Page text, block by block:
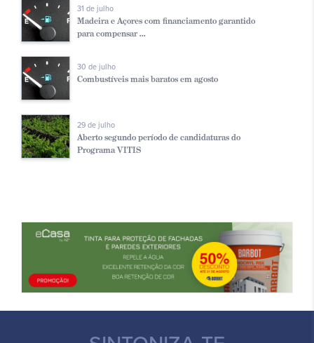
31 de julho
Madeira e Açores com financiamento garantido
para compensar ...
30 de julho
Combustíveis mais baratos em agosto
29 de julho
Aberto segundo período de candidaturas do
Programa VITIS